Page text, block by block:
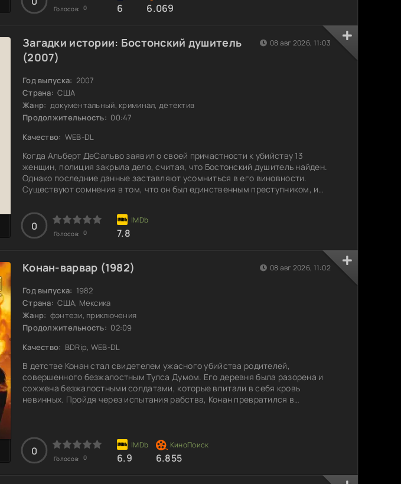
Голосов: 0 6 6.069
Загадки истории: Бостонский душитель
(2007)
Год выпуска: 2007
Страна: США
Жанр: документальный, криминал, детектив
Продолжительность: 00:47
Качество: WEB-DL
Когда Альберт ДеСальво заявил о своей причастности к убийству 13
женщин, полиция закрыла дело, считая, что Бостонский душитель найден.
Однако последние данные заставляют усомниться в его виновности.
Существуют сомнения в том, что он был единственным преступником, и
запутанном деле остаются неразгаданные вопросы, и возможно, что
истинный убийца все еще на свободе. Кто же на самом деле стоял за этими
ужасными преступлениями?
0
Голосов: 0 7.8
08 авг 2026, 11:03
Конан-варвар (1982)
Год выпуска: 1982
Страна: США, Мексика
Жанр: фэнтези, приключения
Продолжительность: 02:09
Качество: BDRip, WEB-DL
В детстве Конан стал свидетелем ужасного убийства родителей,
совершенного безжалостным Тулса Думом. Его деревня была разорена и
сожжена безжалостными солдатами, которые впитали в себя кровь
невинных. Пройдя через испытания рабства, Конан превратился в
неожиданных встреч, которые проверяют его
0
Голосов: 0 6.9 6.855
08 авг 2026, 11:02